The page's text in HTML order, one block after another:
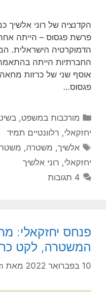
הקדנציה של רוני אלשיך
פרשת פגסוס – הייתה
הדמוקרטיה הישראלית.
החברתיות הייתה
אוסף שני של כרזות
פגסוס…
קטגוריות
מורכבות במשפט,
יחזקאלי, רלוונטיים תמיד
תגיות
אלשיך, משטרה,
יחזקאלי, רוני אלשיך
4 תגובות
פנחס יחזקאלי:
המשטרה, לקט
10 בפברואר 2022 מאת